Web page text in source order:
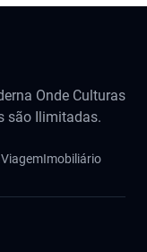
Onde Culturas
são Ilimitadas.
ViagemImobiliário